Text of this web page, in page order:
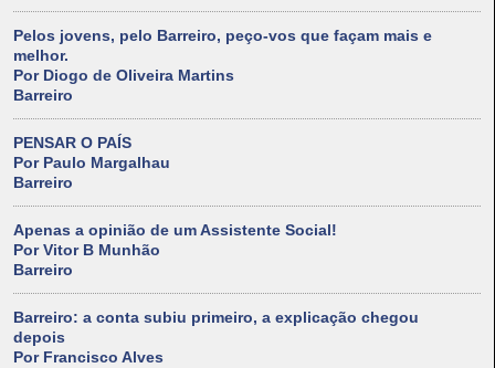
Pelos jovens, pelo Barreiro, peço-vos que façam mais e
melhor.
Por Diogo de Oliveira Martins
Barreiro
PENSAR O PAÍS
Por Paulo Margalhau
Barreiro
Apenas a opinião de um Assistente Social!
Por Vitor B Munhão
Barreiro
Barreiro: a conta subiu primeiro, a explicação chegou
depois
Por Francisco Alves